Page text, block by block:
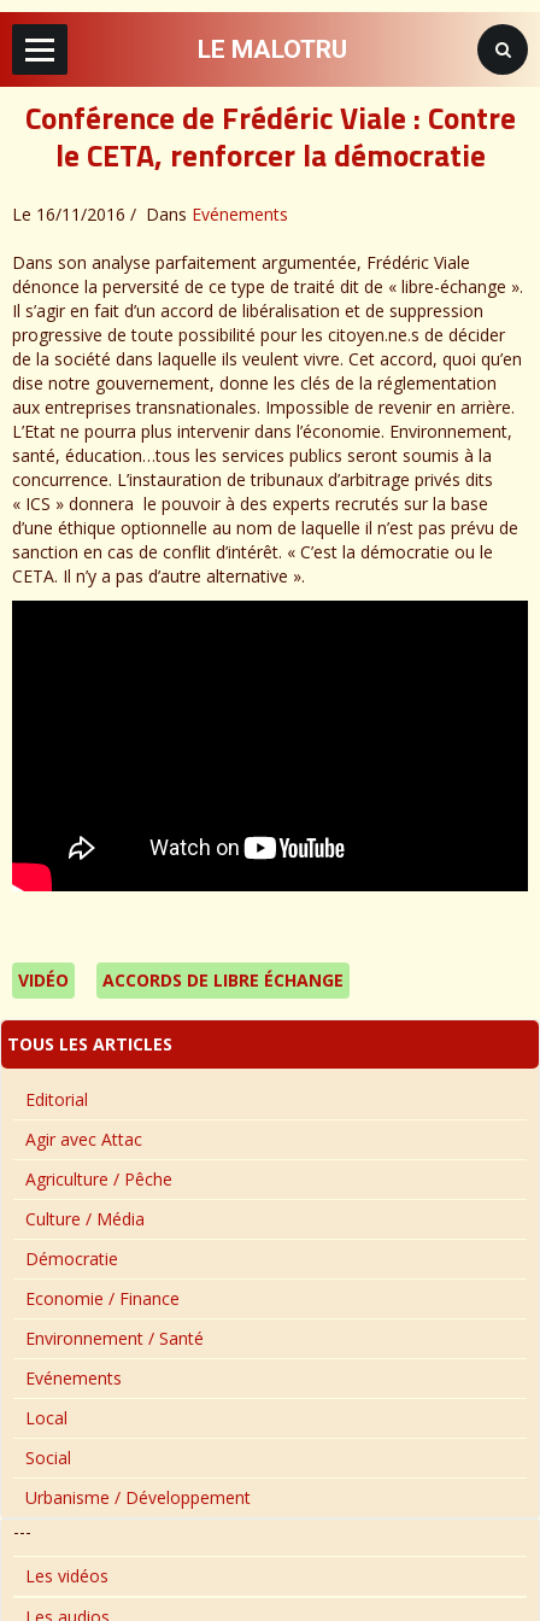
LE MALOTRU
Conférence de Frédéric Viale : Contre
le CETA, renforcer la démocratie
Le 16/11/2016 Dans Evénements
Dans son analyse parfaitement argumentée, Frédéric Viale
dénonce la perversité de ce type de traité dit de « libre-échange ».
Il s’agir en fait d’un accord de libéralisation et de suppression
progressive de toute possibilité pour les citoyen.ne.s de décider
de la société dans laquelle ils veulent vivre. Cet accord, quoi qu’en
dise notre gouvernement, donne les clés de la réglementation
aux entreprises transnationales. Impossible de revenir en arrière.
L’Etat ne pourra plus intervenir dans l’économie. Environnement,
santé, éducation…tous les services publics seront soumis à la
concurrence. L’instauration de tribunaux d’arbitrage privés dits
« ICS » donnera le pouvoir à des experts recrutés sur la base
d’une éthique optionnelle au nom de laquelle il n’est pas prévu de
sanction en cas de conflit d’intérêt. « C’est la démocratie ou le
CETA. Il n’y a pas d’autre alternative ».
VIDÉO ACCORDS DE LIBRE ÉCHANGE
TOUS LES ARTICLES
Editorial
Agir avec Attac
Agriculture / Pêche
Culture / Média
Démocratie
Economie / Finance
Environnement / Santé
Evénements
Local
Social
Urbanisme / Développement
---
Les vidéos